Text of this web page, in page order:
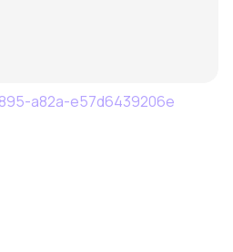
a82a-e57d6439206e